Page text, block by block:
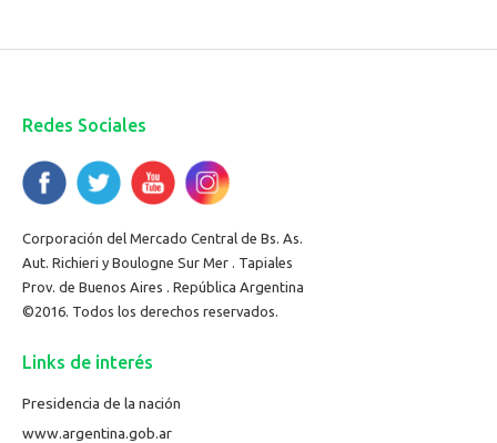
Redes Sociales
Corporación del Mercado Central de Bs. As.
Aut. Richieri y Boulogne Sur Mer . Tapiales
Prov. de Buenos Aires . República Argentina
©2016. Todos los derechos reservados.
Links de interés
Presidencia de la nación
www.argentina.gob.ar